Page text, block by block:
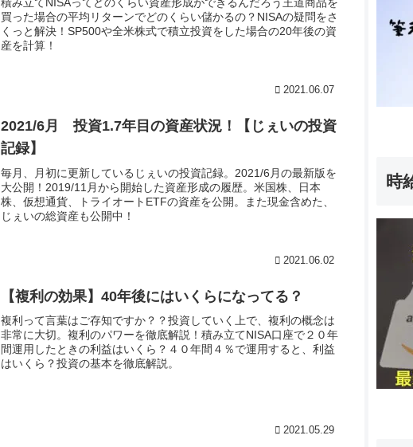
買った場合の平均リターンでどのくらい儲かるの？NISAの疑問をさ
くっと解決！SP500や全米株式で積立投資をした場合の20年後の資
産を計算！
2021.06.07
2021/6月 投資1.7年目の資産状況！【じぇいの投資
記録】
毎月、月初に更新しているじぇいの投資記録。2021/6月の最新版を
大公開！2019/11月から開始した資産形成の履歴。米国株、日本
株、仮想通貨、トライオートETFの資産を公開。また現金含めた、
じぇいの総資産も公開中！
2021.06.02
【複利の効果】40年後にはいくらになってる？
複利って言葉はご存知ですか？？投資していく上で、複利の概念は
非常に大切。複利のパワーを徹底解説！積み立てNISA口座で２０年
間運用したときの利益はいくら？４０年間４％で運用すると、利益
はいくら？投資の基本を徹底解説。
2021.05.29
時